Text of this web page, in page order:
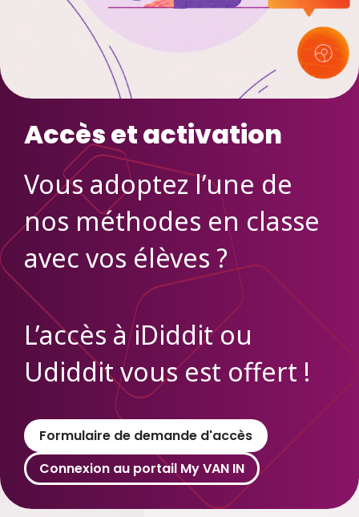
Accès et activation
Vous adoptez l’une de
nos méthodes en classe
avec vos élèves ?
L’accès à iDiddit ou
Udiddit vous est offert !
Formulaire de demande d'accès
Connexion au portail My VAN IN